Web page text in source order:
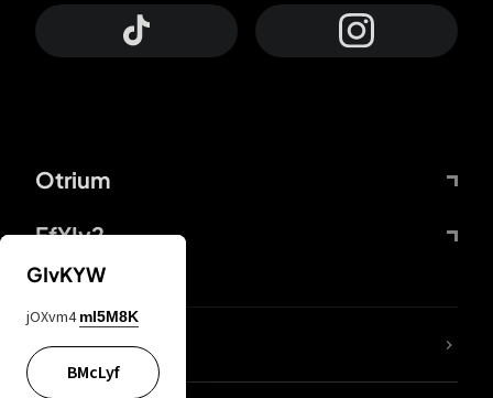
Otrium
FfYIy2
65A04M
GIvKYW
jOXvm4 mI5M8K
BMcLyf